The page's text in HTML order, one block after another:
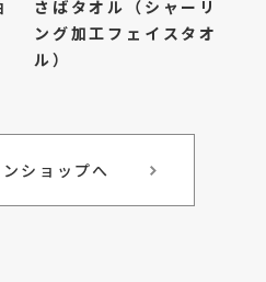
さばタオル（シャーリ
ング加工フェイスタオ
ル）
ショップへ